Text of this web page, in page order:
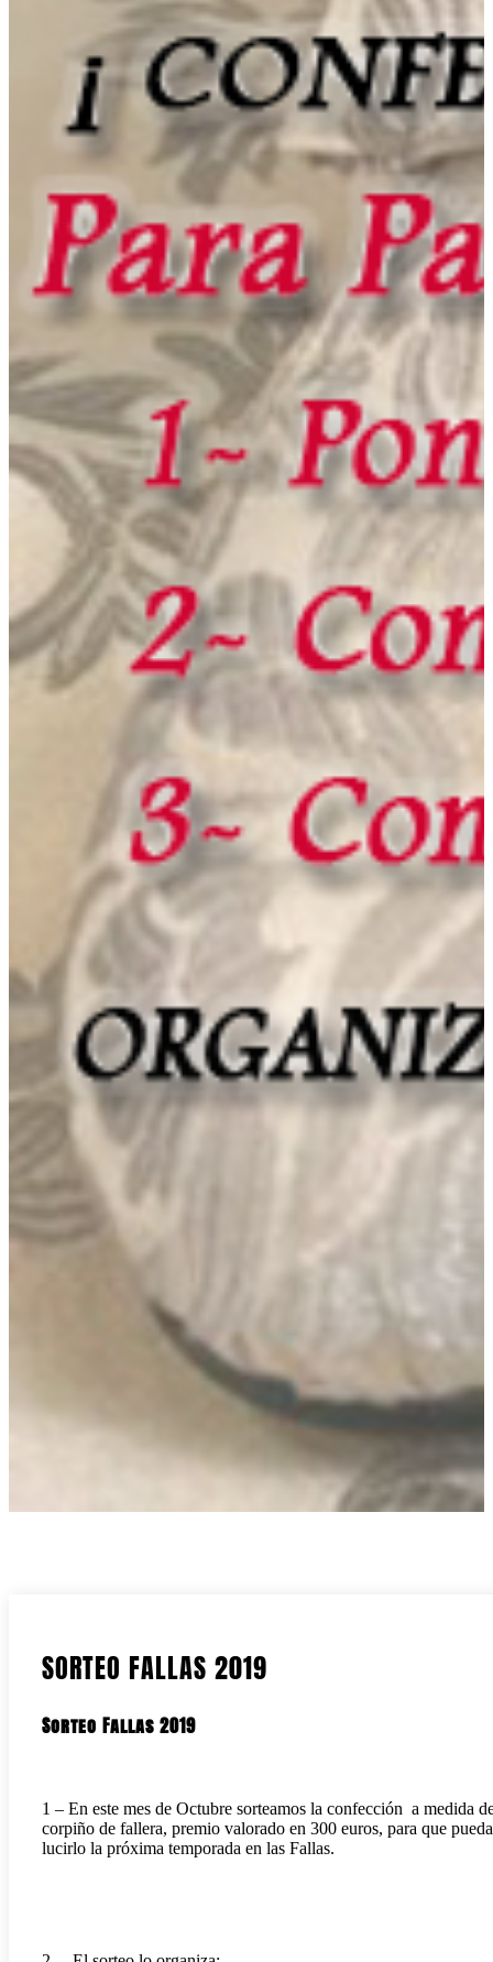
SORTEO FALLAS 2019
Sorteo Fallas 2019
1 – En este mes de Octubre sorteamos la confección a medida
corpiño de fallera, premio valorado en 300 euros, para que
lucirlo la próxima temporada en las Fallas.